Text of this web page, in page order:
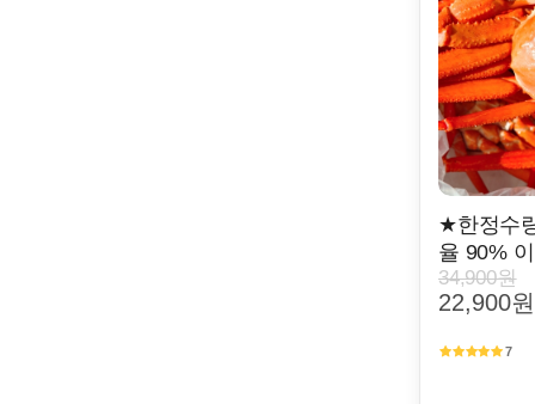
★한정수
율 90%
34,900원
22,900원
7